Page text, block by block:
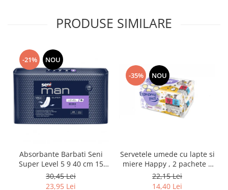
PRODUSE SIMILARE
-21% NOU
Absorbante Barbati Seni
Super Level 5 9 40 cm 15
Bucati
30,45 Lei
23,95 Lei
-35% NOU
Servetele umede cu lapte si
miere Happy , 2 pachete x
64 bucati, 128 bucati
22,15 Lei
14,40 Lei